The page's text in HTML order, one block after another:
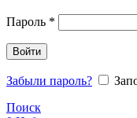
Пароль *
Войти
Забыли пароль?
Поиск